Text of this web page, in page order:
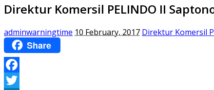
Direktur Komersil PELINDO II
adminwarningtime 10 February, 2017 Direktur Komersil
Share
Facebook